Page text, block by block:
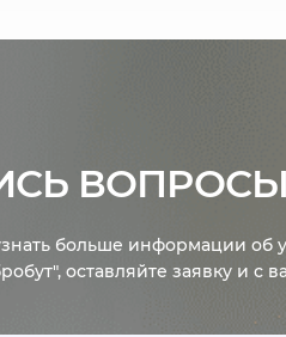
больше информации об
оставляйте заявку и с